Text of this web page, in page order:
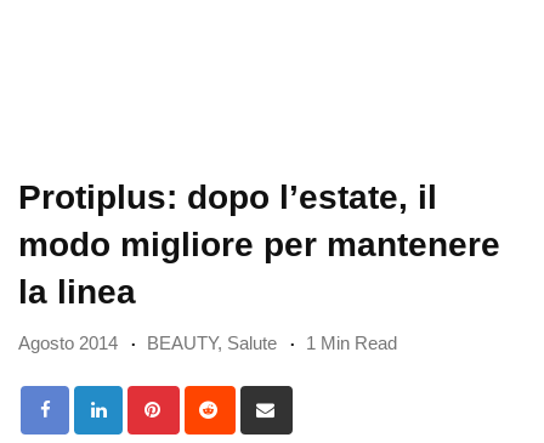
Protiplus: dopo l’estate, il
modo migliore per mantenere
la linea
Agosto 2014 BEAUTY, Salute 1 Min Read
PinterestReddit
via